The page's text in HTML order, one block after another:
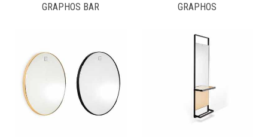
GRAPHOS BAR GRAPHOS